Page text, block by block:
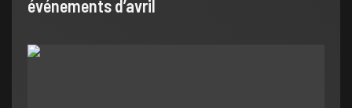
événements d’avril